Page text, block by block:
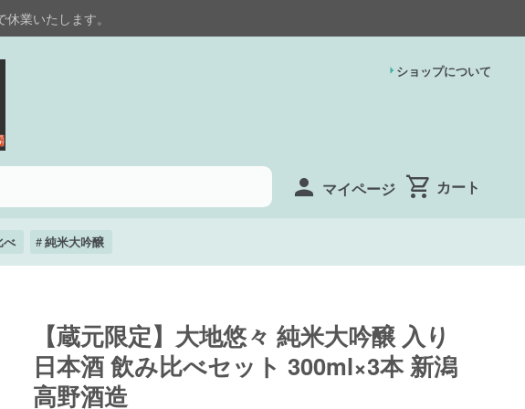
業いたします。
ショップについて
マイページ
べ 純米大吟醸
【蔵元限定】大地悠々 純米大吟醸 入り
日本酒 飲み比べセット 300ml×3本 新潟
高野酒造